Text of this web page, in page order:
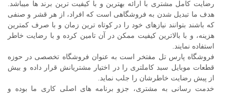
رضایت کامل مشتری با ارائه بهترین و با کیفیت ترین برند ها میباشد.
هدف ما تبدیل شدن به فروشگاهی است که افراد، از هر قشر و صنفی
که باشند بتوانند نیازهای خود را در کوتاه ترین زمان و با صرف کمترین
هزینه، و با بالاترین کیفیت ممکن در آن تامین کرده و با رضایت خاطر
استفاده نمایند.
فروشگاه پارس تل مفتخر است به عنوان فروشگاه تخصصی در حوزه
قطعات موبایل سبد کاملتری را در اختیار مشتریانش قرار داده و بیش
از پیش رضایت خاطرشان را جلب نماید.
خدمت رسانی به مشتری، جزو برنامه های اصلی کاری ما بوده و